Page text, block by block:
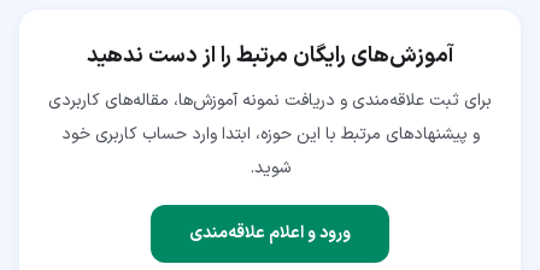
آموزش‌های رایگان مرتبط را از دست ندهید
برای ثبت علاقه‌مندی و دریافت نمونه آموزش‌ها، مقاله‌های کاربردی
و پیشنهادهای مرتبط با این حوزه، ابتدا وارد حساب کاربری خود
شوید.
ورود و اعلام علاقه‌مندی